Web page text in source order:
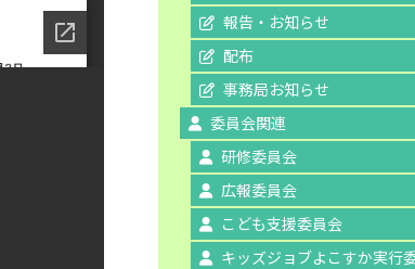
報告・お知らせ
配布
事務局お知らせ
委員会関連
研修委員会
広報委員会
こども支援委員会
キッズジョブよこすか実行